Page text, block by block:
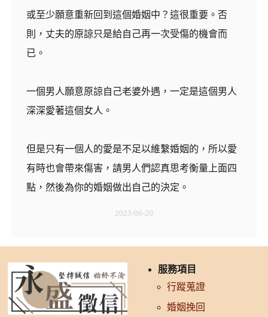
或至少願意重新回到這個婚姻中？這很重要。否
則，丈夫的原諒只是給自己再一次受傷的機會而
已。
一個男人願意原諒自己老婆外遇 ，一定是這個男人
深深愛著這個女人。
但是只有一個人的愛是不足以維繫婚姻的，所以愛
有時也會帶來傷害，請男人們認真思考衡量上面四
點，然後為你的婚姻做出自己的決定。
2023-06-20
服務項目
行蹤蒐證
婚姻挽回